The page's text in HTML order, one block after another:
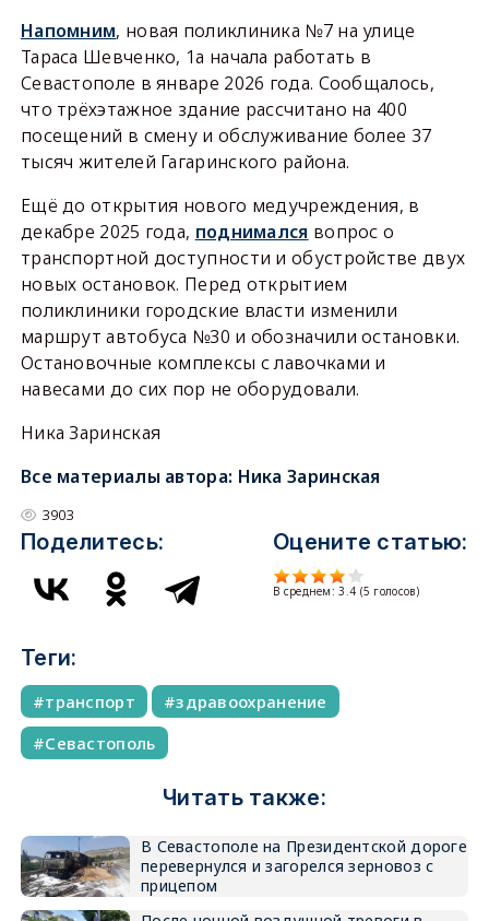
Напомним, новая поликлиника №7 на улице
Тараса Шевченко, 1а начала работать в
Севастополе в январе 2026 года. Сообщалось,
что трёхэтажное здание рассчитано на 400
посещений в смену и обслуживание более 37
тысяч жителей Гагаринского района.
Ещё до открытия нового медучреждения, в
декабре 2025 года, поднимался вопрос о
транспортной доступности и обустройстве двух
новых остановок. Перед открытием
поликлиники городские власти изменили
маршрут автобуса №30 и обозначили остановки.
Остановочные комплексы с лавочками и
навесами до сих пор не оборудовали.
Ника Заринская
Все материалы автора: Ника Заринская
3903
Поделитесь: Оцените статью:
В среднем:3.4 (5 голосов)
Теги:
транспорт
здравоохранение
Севастополь
Читать также:
В Севастополе на Президентской дороге
перевернулся и загорелся зерновоз с
прицепом